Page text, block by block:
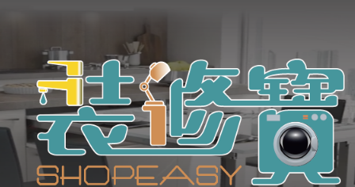
主